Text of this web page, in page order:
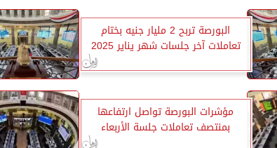
البورصة تربح 2 مليار جنيه بختام
تعاملات آخر جلسات شهر يناير 2025
مؤشرات البورصة تواصل ارتفاعها
بمنتصف تعاملات جلسة الأربعاء